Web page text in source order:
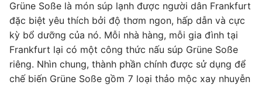
Grüne Soße là món súp lạnh được người dân Frankfurt
đặc biệt yêu thích bởi độ thơm ngon, hấp dẫn và cực
kỳ bổ dưỡng của nó. Mỗi nhà hàng, mỗi gia đình tại
Frankfurt lại có một công thức nấu súp Grüne Soße
riêng. Nhìn chung, thành phần chính được sử dụng để
chế biến Grüne Soße gồm 7 loại thảo mộc xay nhuyễn